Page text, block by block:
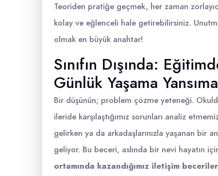
Teoriden pratiğe geçmek, her zaman
kolay ve eğlenceli hale getirebilirsiniz.
olmak en büyük anahtar!
Sınıfın Dışında:
Günlük Yaşama
Bir düşünün; problem çözme yeteneği.
ileride karşılaştığımız sorunları analiz
gelirken ya da arkadaşlarınızla yaşanan bir
geliyor. Bu beceri, aslında bir nevi hayatın
ortamında kazandığımız iletişim